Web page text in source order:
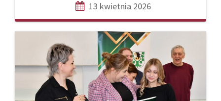
13 kwietnia 2026